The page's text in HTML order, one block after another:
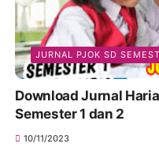
JURNAL PJOK SD
Download Jurnal
Semester 1 dan 2
10/11/2023